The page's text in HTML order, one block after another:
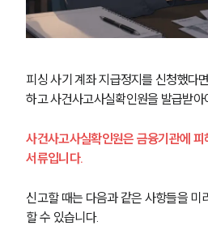
피싱 사기 계좌 지급정지를 신청했다
하고 사건사고사실확인원을 발급받아
사건사고사실확인원은 금융기관에
서류입니다.
신고할 때는 다음과 같은 사항들을 미
할 수 있습니다.